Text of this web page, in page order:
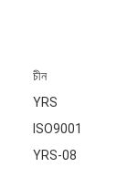
চীন
YRS
ISO9001
YRS-08